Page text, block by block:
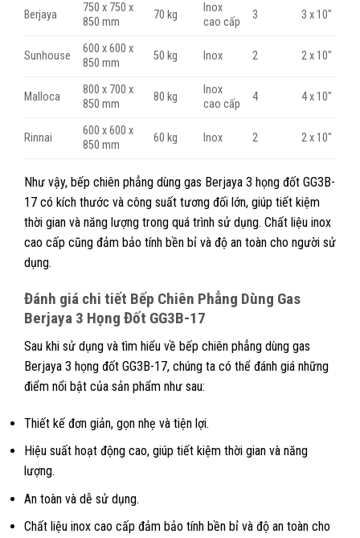
Berjaya
750 x 750 x
850 mm
70 kg
Inox
cao cấp
3 3 x 10″
Sunhouse
600 x 600 x
850 mm
50 kg Inox 2 2 x 10″
Malloca
800 x 700 x
850 mm
80 kg
Inox
cao cấp
4 4 x 10″
Rinnai
600 x 600 x
850 mm
60 kg Inox 2 2 x 10″
Như vậy, bếp chiên phẳng dùng gas Berjaya 3 họng đốt GG3B-
17 có kích thước và công suất tương đối lớn, giúp tiết kiệm
thời gian và năng lượng trong quá trình sử dụng. Chất liệu inox
cao cấp cũng đảm bảo tính bền bỉ và độ an toàn cho người sử
dụng.
Đánh giá chi tiết Bếp Chiên Phẳng Dùng Gas
Berjaya 3 Họng Đốt GG3B-17
Sau khi sử dụng và tìm hiểu về bếp chiên phẳng dùng gas
Berjaya 3 họng đốt GG3B-17, chúng ta có thể đánh giá những
điểm nổi bật của sản phẩm như sau:
Thiết kế đơn giản, gọn nhẹ và tiện lợi.
Hiệu suất hoạt động cao, giúp tiết kiệm thời gian và năng
lượng.
An toàn và dễ sử dụng.
Chất liệu inox cao cấp đảm bảo tính bền bỉ và độ an toàn cho